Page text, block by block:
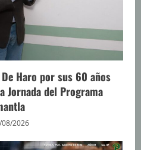
Haro por sus 60 años
Jornada del Programa
2026